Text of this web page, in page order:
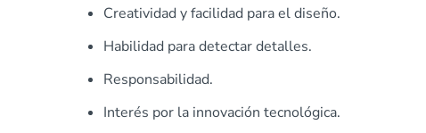
Creatividad y facilidad para el diseño.
Habilidad para detectar detalles.
Responsabilidad.
Interés por la innovación tecnológica.